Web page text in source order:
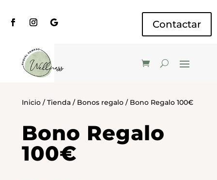
Contactar
Inicio/Tienda/ Bonos regalo/ Bono Regalo 100€
Bono Regalo
100€